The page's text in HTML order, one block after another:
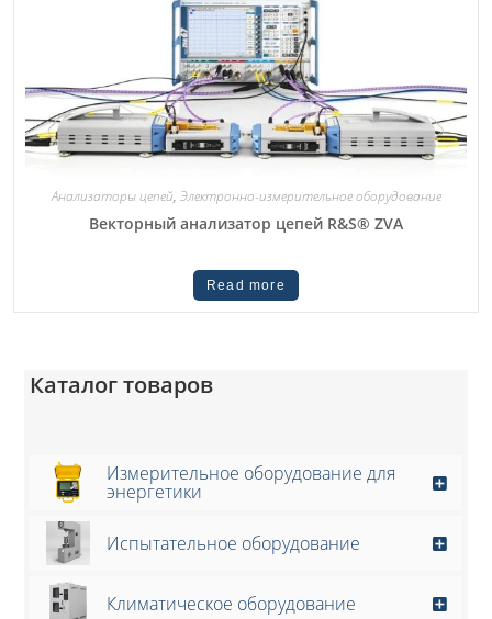
Анализаторы цепей, Электронно-измерительное оборудование
Векторный анализатор цепей R&S® ZVA
Read more
Каталог товаров
Измерительное оборудование для
энергетики
Испытательное оборудование
Климатическое оборудование